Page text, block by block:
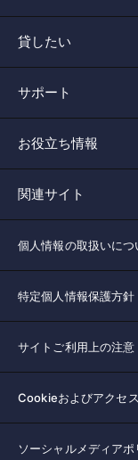
貸したい
サポート
お役立ち情報
関連サイト
個人情報の取扱いにつ
特定個人情報保護方針
サイトご利用上の注意
Cookieおよびアクセ
ソーシャルメディアポ